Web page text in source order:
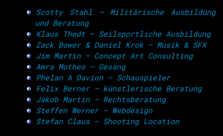
Scotty Stahl – Militärische Ausbildung
und Beratung
Klaus Thedt – Seilsportliche Ausbildung
Zack Bower & Daniel Krok – Musik & SFX
Jim Martin – Concept Art Consulting
Amra Mothes – Gesang
Phelan A Davion – Schauspieler
Felix Berner – künstlerische Beratung
Jakob Martin – Rechtsberatung
Steffen Werner – Webdesign
Stefan Claus – Shooting Location